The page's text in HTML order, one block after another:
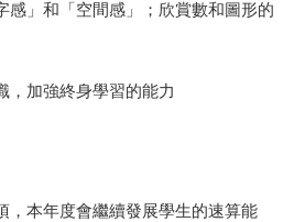
感」和「空間感」；欣賞數和圖形的
，加強終身學習的能力
，本年度會繼續發展學生的速算能